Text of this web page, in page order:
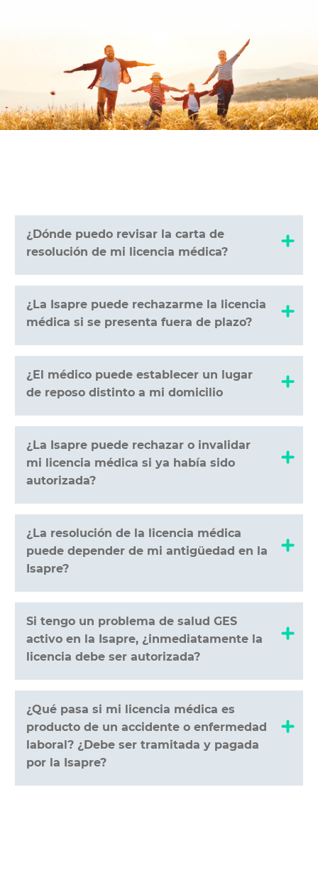
¿Dónde puedo revisar la carta de
resolución de mi licencia médica?
¿La Isapre puede rechazarme la licencia
médica si se presenta fuera de plazo?
¿El médico puede establecer un lugar
de reposo distinto a mi domicilio
¿La Isapre puede rechazar o invalidar
mi licencia médica si ya había sido
autorizada?
¿La resolución de la licencia médica
puede depender de mi antigüedad en la
Isapre?
Si tengo un problema de salud GES
activo en la Isapre, ¿inmediatamente la
licencia debe ser autorizada?
¿Qué pasa si mi licencia médica es
producto de un accidente o enfermedad
laboral? ¿Debe ser tramitada y pagada
por la Isapre?